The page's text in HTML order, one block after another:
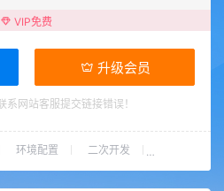
VIP免费
升级会员
系网站客服提交链接错误！
环境配置 二次开发